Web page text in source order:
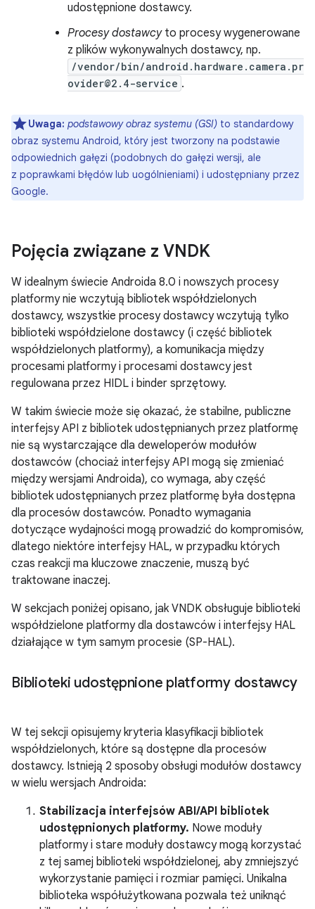
udostępnione dostawcy.
Procesy dostawcyto procesy wygenerowane
z plików wykonywalnych dostawcy, np.
/vendor/bin/android.hardware.camera.pr
ovider@2.4-service .
Uwaga: podstawowy obraz systemu (GSI) to standardowy
obraz systemu Android, który jest tworzony na podstawie
odpowiednich gałęzi (podobnych do gałęzi wersji, ale
z poprawkami błędów lub uogólnieniami) i udostępniany przez
Google.
Pojęcia związane z VNDK
W idealnym świecie Androida 8.0 i nowszych procesy
platformy nie wczytują bibliotek współdzielonych
dostawcy, wszystkie procesy dostawcy wczytują tylko
biblioteki współdzielone dostawcy (i część bibliotek
współdzielonych platformy), a komunikacja między
procesami platformy i procesami dostawcy jest
regulowana przez HIDL i binder sprzętowy.
W takim świecie może się okazać, że stabilne, publiczne
interfejsy API z bibliotek udostępnianych przez platformę
nie są wystarczające dla deweloperów modułów
dostawców (chociaż interfejsy API mogą się zmieniać
między wersjami Androida), co wymaga, aby część
bibliotek udostępnianych przez platformę była dostępna
dla procesów dostawców. Ponadto wymagania
dotyczące wydajności mogą prowadzić do kompromisów,
dlatego niektóre interfejsy HAL, w przypadku których
czas reakcji ma kluczowe znaczenie, muszą być
traktowane inaczej.
W sekcjach poniżej opisano, jak VNDK obsługuje biblioteki
współdzielone platformy dla dostawców i interfejsy HAL
działające w tym samym procesie (SP-HAL).
Biblioteki udostępnione platformy dostawcy
W tej sekcji opisujemy kryteria klasyfikacji bibliotek
współdzielonych, które są dostępne dla procesów
dostawcy. Istnieją 2 sposoby obsługi modułów dostawcy
w wielu wersjach Androida:
Stabilizacja interfejsów ABI/API bibliotek
udostępnionych platformy. Nowe moduły
platformy i stare moduły dostawcy mogą korzystać
z tej samej biblioteki współdzielonej, aby zmniejszyć
wykorzystanie pamięci i rozmiar pamięci. Unikalna
biblioteka współużytkowana pozwala też uniknąć